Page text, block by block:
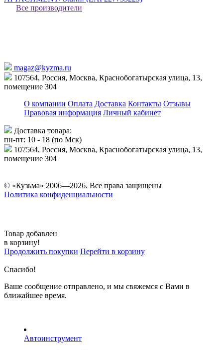
Все производители
magaz@kyzma.ru
107564, Россия, Москва, Краснобогатырская улица, 13,
помещение 304
О компании Оплата Доставка Контакты Отзывы
Правовая информация Личный кабинет
Доставка товара:
пн-пт: 10 - 18 (по Мск)
107564, Россия, Москва, Краснобогатырская улица, 13,
помещение 304
© «Кузьма» 2006—2026. Все права защищены
Политика конфиденциальности
Товар добавлен
в корзину!
Продолжить покупки Перейти в корзину
Спасибо!
Ваше сообщение отправлено, и мы свяжемся с Вами в
ближайшее время.
Автоинструмент